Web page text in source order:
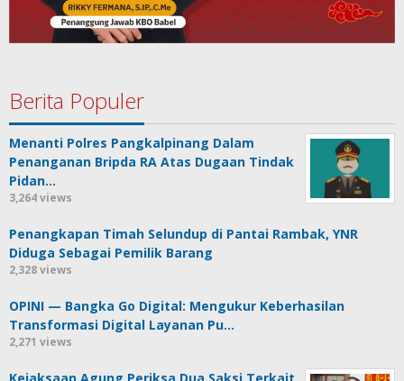
Berita Populer
Menanti Polres Pangkalpinang Dalam
Penanganan Bripda RA Atas Dugaan Tindak
Pidan…
3,264 views
Penangkapan Timah Selundup di Pantai Rambak, YNR
Diduga Sebagai Pemilik Barang
2,328 views
OPINI — Bangka Go Digital: Mengukur Keberhasilan
Transformasi Digital Layanan Pu…
2,271 views